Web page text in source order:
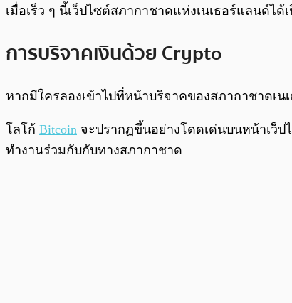
พร้อมเล่น
เมื่อเร็ว ๆ นี้เว็ปไซต์สภากาชาดแห่งเนเธอร์แลนด์ได้
การบริจาคเงินด้วย Crypto
หากมีใครลองเข้าไปที่หน้าบริจาคของสภากาชาดเน
โลโก้ Bitcoin จะปรากฏขึ้นอย่างโดดเด่นบนหน้าเว็ป
ทำงานร่วมกับกับทางสภากาชาด